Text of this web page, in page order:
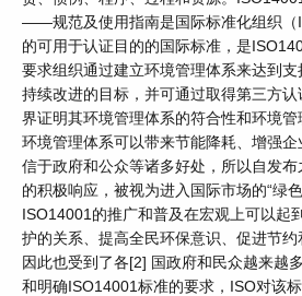
——规范及使用指南是国际标准化组织（
的可用于认证目的的国际标准，是
要求组织通过建立环境管理体系来达到
持续改进的目标，并可通过取得第三方
界证明其环境管理体系的符合性和环境
环境管理体系可以带来节能降耗、增强
信于政府和公众等诸多好处，所以自发
的积极响应，被视为进入国际市场的“绿
ISO14001的推广和普及在宏观上可以起
护的关系、提高全民环保意识、促进节约
因此也受到了各[2] 国政府和民众越来越
和明确ISO14001标准的要求，ISO对该